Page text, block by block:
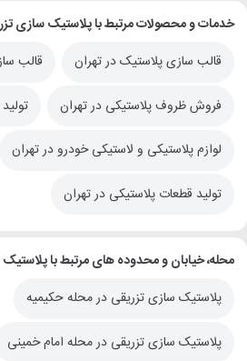
خدمات و محصولات مرتبط با پلاستیک سازی
قالب سازی پلاستیک در تهران
قالب
فروش ظروف پلاستیکی در تهران
لوازم پلاستیکی و لاستیکی خودرو در تهران
تولید قطعات پلاستیکی در تهران
محله، خیابان و محدوده های مرتبط با
پلاستیک سازی تزریقی در محله حکیمیه
پلاستیک سازی تزریقی در محله امام خمینی